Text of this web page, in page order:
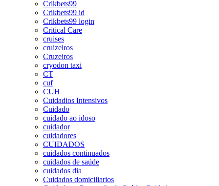
Crikbets99
Crikbets99 id
Crikbets99 login
Critical Care
cruises
cruizeiros
Cruzeiros
cryodon taxi
CT
cuf
CUH
Cuidadios Intensivos
Cuidado
cuidado ao idoso
cuidador
cuidadores
CUIDADOS
cuidados continuados
cuidados de saúde
cuidados dia
Cuidados domiciliarios